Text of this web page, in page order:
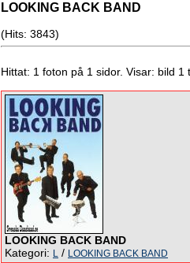
LOOKING BACK BAND
(Hits: 3843)
Hittat: 1 foton på 1 sidor. Visar: bild 1
LOOKING BACK BAND
Kategori: L / LOOKING BACK BAND